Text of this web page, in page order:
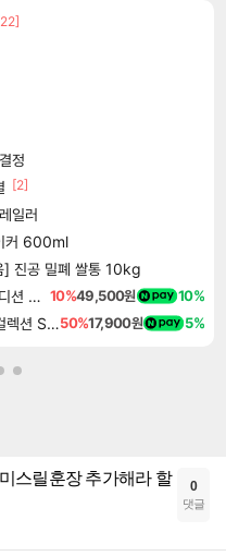
정
[2]
일러
커 600ml
] 진공 밀폐 쌀통 10kg
드래곤소드 어웨이크닝 디럭스 에디션 DragonSword Awakening Deluxe Edition 10%49,500원 10%
시드 마이어의 문명 7 힘의 파도 컬렉션 Sid Meier's Civilization VII Tides of Power Collection DLC50%17,900원 5%
스릴훈장 추가해라 할
0
댓글